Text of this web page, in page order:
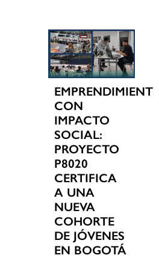
CON
IMPACTO
SOCIAL:
PROYECTO
P8020
CERTIFICA
A UNA
NUEVA
COHORTE
DE JÓVENES
EN BOGOTÁ